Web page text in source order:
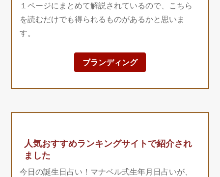
１ページにまとめて解説されているので、こちら
を読むだけでも得られるものがあるかと思いま
す。
ブランディング
人気おすすめランキングサイトで紹介され
ました
今日の誕生日占い！マナベル式生年月日占いが、